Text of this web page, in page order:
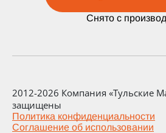
Снято с
2012-2026 Компания «Тульские
защищены
Политика конфиденциальности
Соглашение об использовании